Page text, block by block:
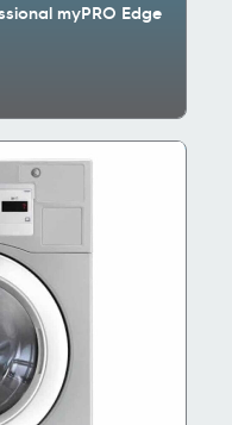
myPRO Edge